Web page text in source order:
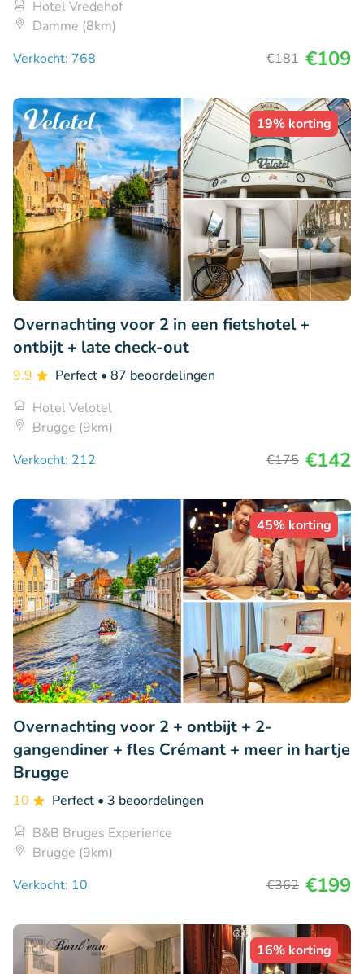
Hotel Vredehof
Damme (8km)
Verkocht: 768
€181 €109
19% korting
Overnachting voor 2 in een fietshotel +
ontbijt + late check-out
9.9 Perfect • 87 beoordelingen
Hotel Velotel
Brugge (9km)
Verkocht: 212
€175 €142
45% korting
Overnachting voor 2 + ontbijt + 2-
gangendiner + fles Crémant + meer in hartje
Brugge
10 Perfect • 3 beoordelingen
B&B Bruges Experience
Brugge (9km)
Verkocht: 10
€362 €199
16% korting